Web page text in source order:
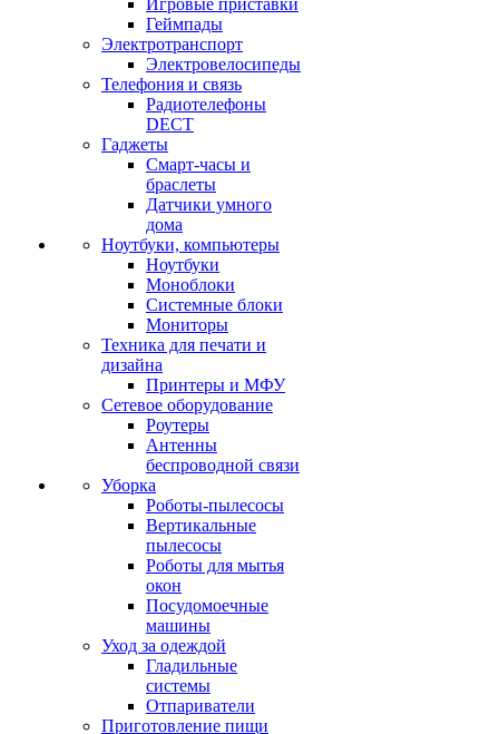
Игровые приставки
Геймпады
Электротранспорт
Электровелосипеды
Телефония и связь
Радиотелефоны
DECT
Гаджеты
Смарт-часы и
браслеты
Датчики умного
дома
Ноутбуки, компьютеры
Ноутбуки
Моноблоки
Системные блоки
Мониторы
Техника для печати и
дизайна
Принтеры и МФУ
Сетевое оборудование
Роутеры
Антенны
беспроводной связи
Уборка
Роботы-пылесосы
Вертикальные
пылесосы
Роботы для мытья
окон
Посудомоечные
машины
Уход за одеждой
Гладильные
системы
Отпариватели
Приготовление пищи